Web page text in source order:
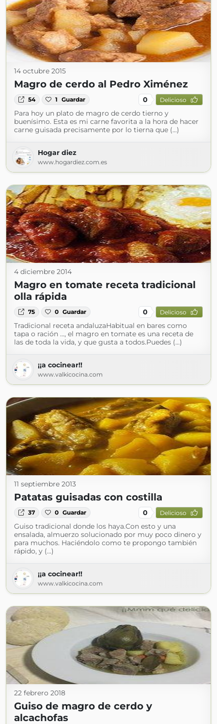
14 octubre 2015
Magro de cerdo al Pedro Ximénez
54 1 Guardar 0 Delicioso
Para hoy un plato de magro de cerdo tierno y
buenísimo. Esta es mi carne favorita a la hora de hacer
carne guisada precisamente por lo tierna que (...)
Hogar diez
www.hogardiez.com.es
4 diciembre 2014
Magro en tomate receta tradicional
olla rápida
75 0 Guardar 0 Delicioso
Tradicional receta andaluzaHabitual en bares como
tapa o ración ..., el magro en tomate es una receta de
las de toda la vida, y que gusta a todos.Puedes (...)
¡¡a cocinear!!
www.valkicocina.com
11 septiembre 2013
Patatas guisadas con costilla
37 0 Guardar 0 Delicioso
Guiso tradicional donde los haya.Con esto y una
ensalada, almuerzo solucionado por muy poco dinero y
para muchos. Haciéndolo como te propongo también
rápido, y (...)
¡¡a cocinear!!
www.valkicocina.com
22 febrero 2018
Guiso de magro de cerdo y
alcachofas